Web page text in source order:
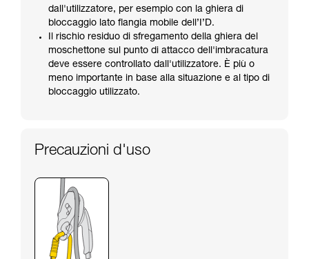
dall'utilizzatore, per esempio con la ghiera di
bloccaggio lato flangia mobile dell’I’D.
Il rischio residuo di sfregamento della ghiera del
moschettone sul punto di attacco dell'imbracatura
deve essere controllato dall'utilizzatore. È più o
meno importante in base alla situazione e al tipo di
bloccaggio utilizzato.
Precauzioni d'uso